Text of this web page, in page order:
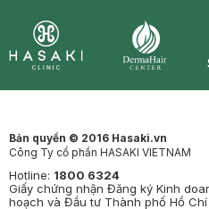
Bản quyền © 2016 Hasaki.vn
Công Ty cổ phần HASAKI VIETNAM
Hotline: 1800 6324
Giấy chứng nhận Đăng ký Kinh
hoạch và Đầu tư Thành phố Hồ Chí